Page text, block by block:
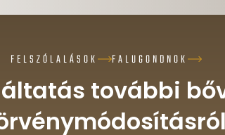
FELSZÓLALÁSOK FALUGONDNOK
további